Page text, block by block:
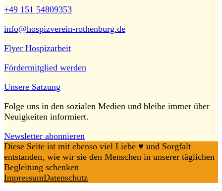
+49 151 54809353
info@hospizverein-rothenburg.de
Flyer Hospizarbeit
Fördermitglied werden
Unsere Satzung
Folge uns in den sozialen Medien und bleibe immer über
Neuigkeiten informiert.
Newsletter abonnieren
Diese Seite ist mit ebenso viel Liebe ♥️ und Sorgfalt
entstanden, wie wir sie den Menschen in unserer täglichen
Begleitung schenken
ImpressumDatenschutz